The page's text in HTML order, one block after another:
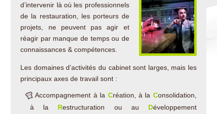
d’intervenir là où les professionnels
de la restauration, les porteurs de
projets, ne peuvent pas agir et
réagir par manque de temps ou de
connaissances & compétences.
Les domaines d’activités du cabinet sont larges, mais les
principaux axes de travail sont :
Accompagnement à la Création, à la Consolidation,
à la Restructuration ou au Développement